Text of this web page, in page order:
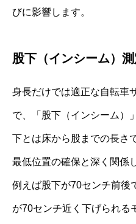
びに影響します。
股下（インシーム）
身長だけでは適正な自転車
で、「股下（インシーム）
下とは床から股までの長さ
最低位置の確保と深く関係
例えば股下が70センチ前後
が70センチ近く下げられる